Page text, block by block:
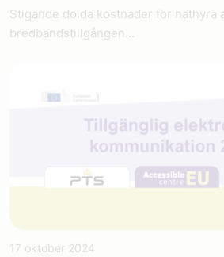
Stigande dolda kostnader för näthyra
bredbandstillgången...
17 oktober 2024